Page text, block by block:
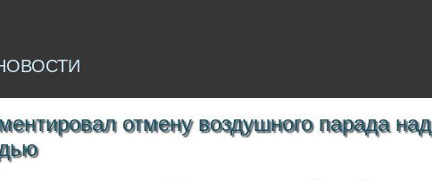
отмену воздушного парада над